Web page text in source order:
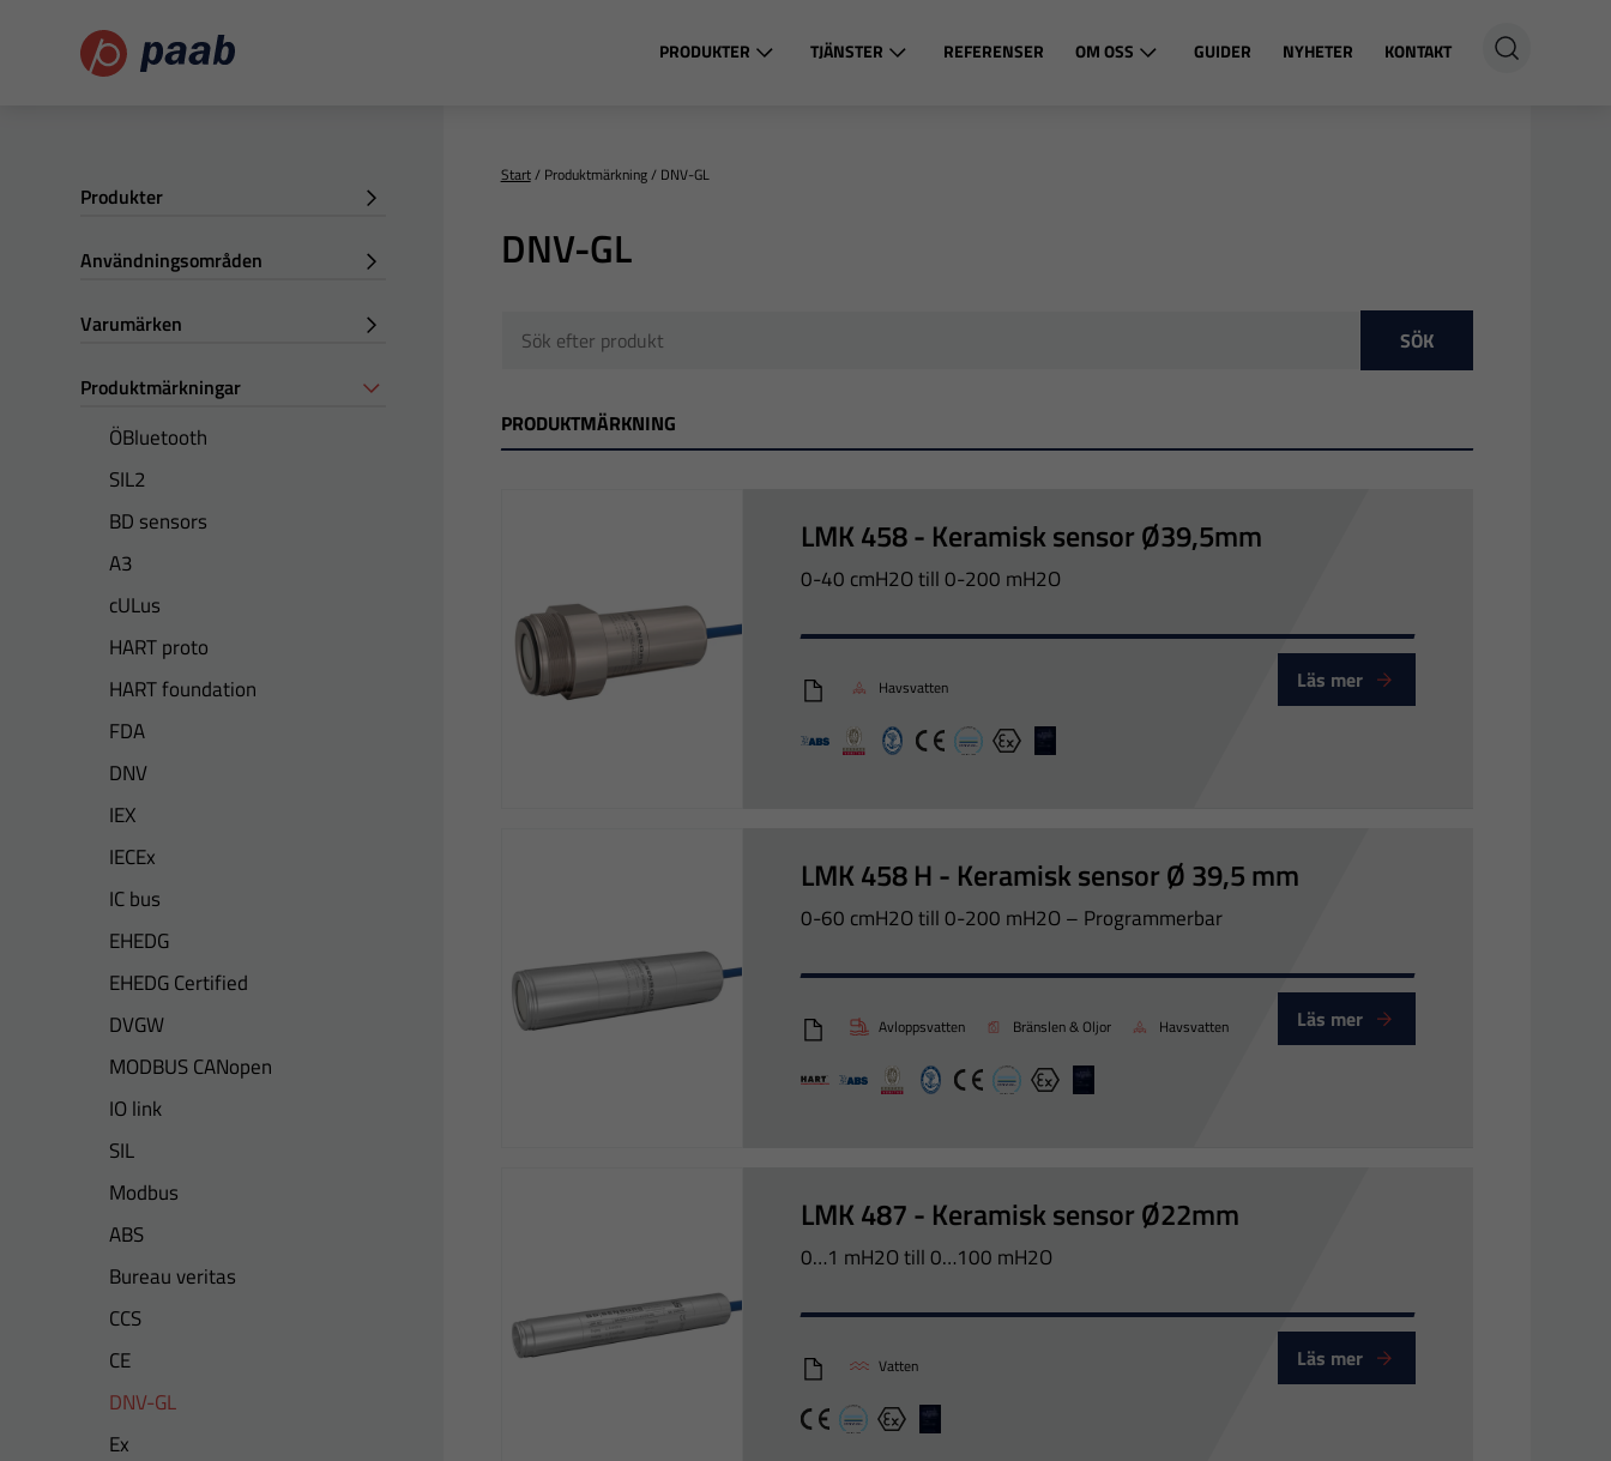
PRODUKTER TJÄNSTER REFERENSER OM OSS GUIDER NYHETER KONTAKT
Produkter
Användningsområden
Varumärken
Produktmärkningar
ÖBluetooth
SIL2
BD sensors
A3
cULus
HART proto
HART foundation
FDA
DNV
IEX
IECEx
IC bus
EHEDG
EHEDG Certified
DVGW
MODBUS CANopen
IO link
SIL
Modbus
ABS
Bureau veritas
CCS
CE
DNV-GL
Ex
Start/ Produktmärkning/ DNV-GL
DNV-GL
SÖK
PRODUKTMÄRKNING
LMK 458 - Keramisk sensor Ø39,5mm
0-40 cmH2O till 0-200 mH2O
LMK458_Eng
Havsvatten Läs mer
ABSBureau veritas
CCS CE DNV-GL
Ex LR
LMK 458 H - Keramisk sensor Ø 39,5 mm
0-60 cmH2O till 0-200 mH2O – Programmerbar
LMK458H_Eng
Avloppsvatten Bränslen & Oljor Havsvatten Läs mer
HART foundation
ABSBureau veritas
CCS CE DNV-GL
Ex LR
LMK 487 - Keramisk sensor Ø22mm
0…1 mH2O till 0…100 mH2O
LMK487_Eng
Vatten Läs mer
CE DNV-GL
Ex LR